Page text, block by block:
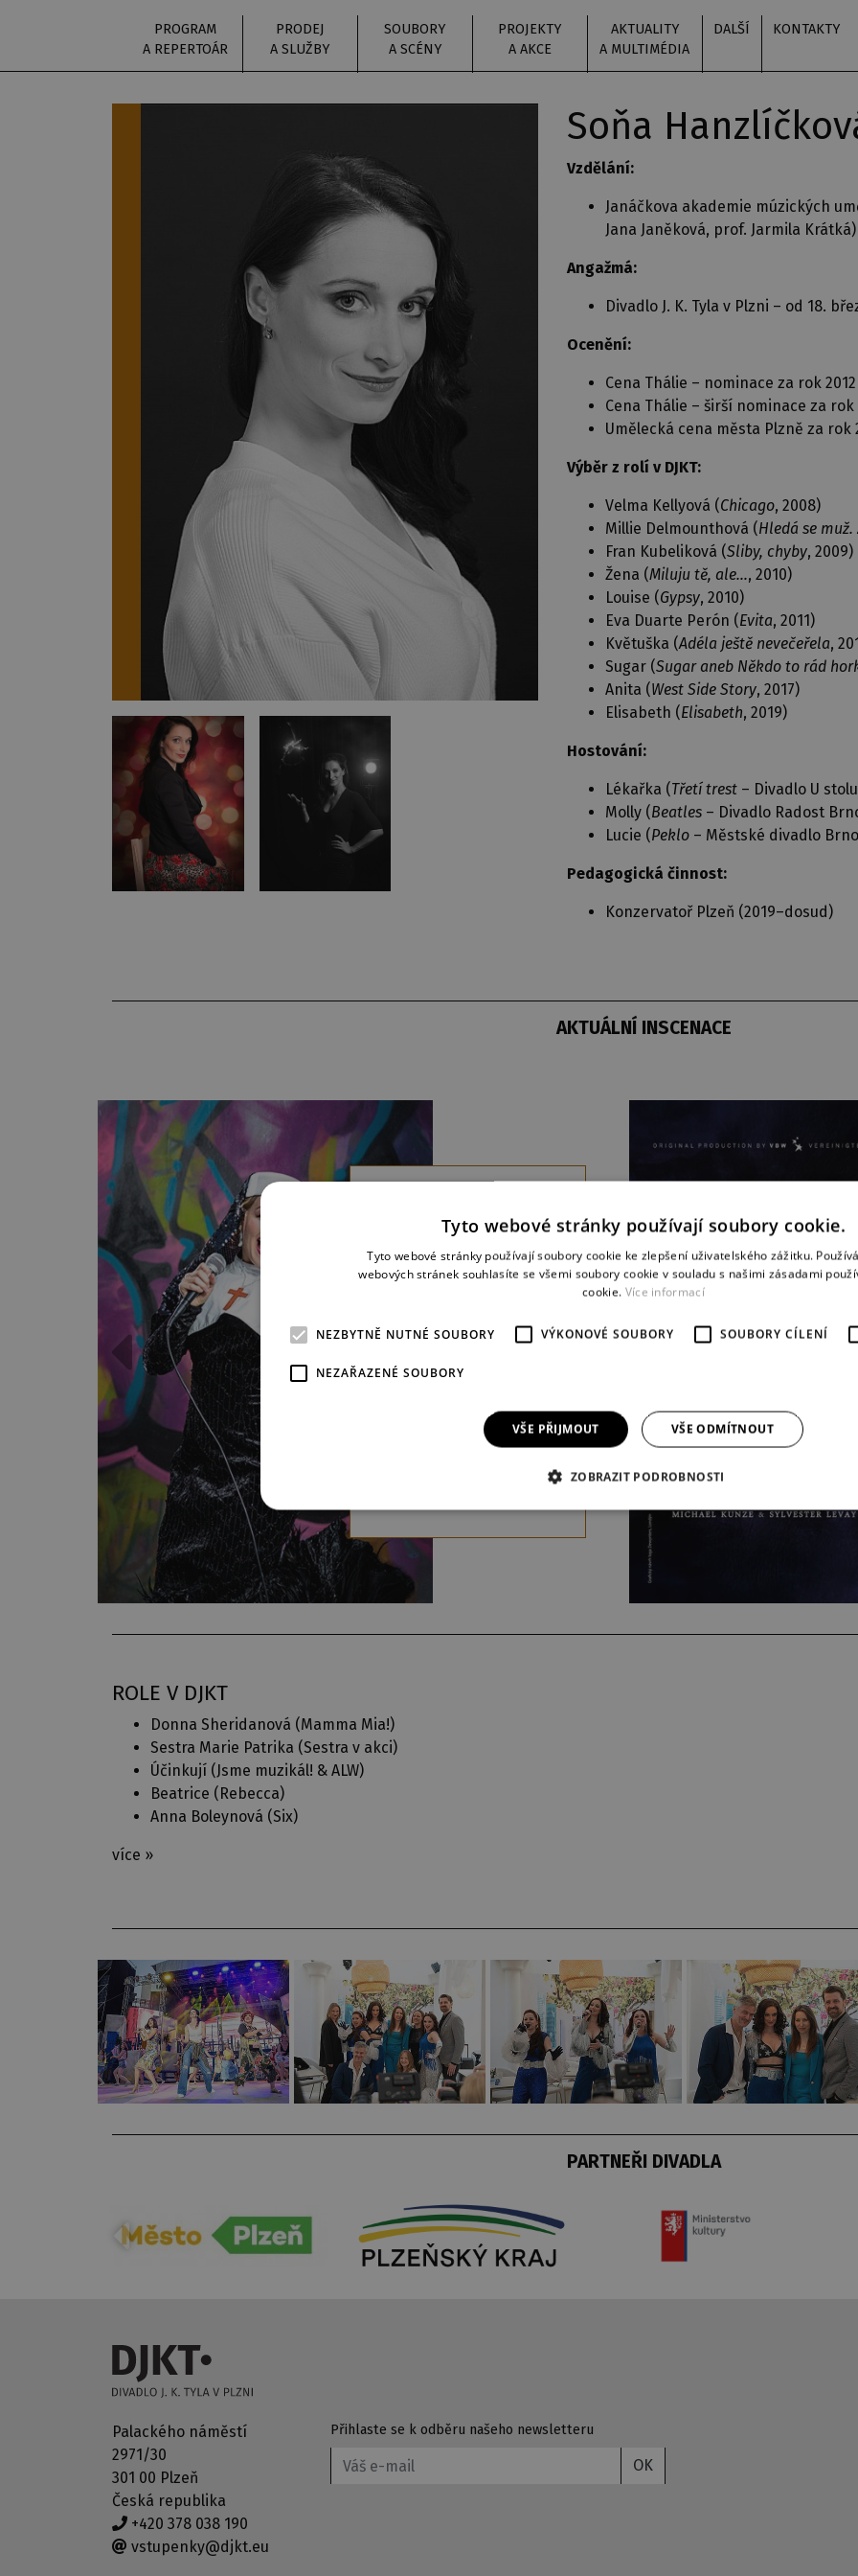
PROGRAM
A REPERTOÁR
PRODEJ
A SLUŽBY
SOUBORY
A SCÉNY
PROJEKTY
A AKCE
AKTUALITY
A MULTIMÉDIA
DALŠÍ KONTAKTY
Soňa
Vzdělání:
Janáčkova akademie múzických
Jana Janěková, prof. Jarmila Krátká)
Angažmá:
Divadlo J. K. Tyla v Plzni – od 18.
Ocenění:
Cena Thálie – nominace za rok
Cena Thálie – širší nominace za
Umělecká cena města Plzně za rok
Výběr z rolí v DJKT:
Velma Kellyová (Chicago, 2008)
Millie Delmounthová (Hledá se
Fran Kubeliková (Sliby, chyby, 2009)
Žena (Miluju tě, ale…, 2010)
Louise (Gypsy, 2010)
Eva Duarte Perón (Evita, 2011)
Květuška (Adéla ještě nevečeřela,
Sugar (Sugar aneb Někdo to rád
Anita (West Side Story, 2017)
Elisabeth (Elisabeth, 2019)
Hostování:
Lékařka (Třetí trest – Divadlo U
Molly (Beatles – Divadlo Radost
Lucie (Peklo – Městské divadlo
Pedagogická činnost:
Konzervatoř Plzeň (2019–dosud)
AKTUÁLNÍ INSCENACE
Alan Menken / Glenn
Slater / Cheri a Bill
Steinkellner
plná humoru a nespoutané
stejnojmenného filmu
z prostředí řádových sester,
jejichž poklidný život se
ROLE V DJKT
Donna Sheridanová (Mamma Mia!)
Sestra Marie Patrika (Sestra v akci)
Účinkují (Jsme muzikál! & ALW)
Beatrice (Rebecca)
Anna Boleynová (Six)
více »
PARTNEŘI DIVADLA
Palackého náměstí
2971/30
301 00 Plzeň
Česká republika
+420 378 038 190
vstupenky@djkt.eu
Přihlaste se k odběru našeho newsletteru
OK
Tyto webové stránky používají soubory cookie.
Tyto webové stránky používají soubory cookie ke zlepšení uživatelského zážitku.
webových stránek souhlasíte se všemi soubory cookie v souladu s našimi zásadami
cookie. Více informací
NEZBYTNĚ NUTNÉ SOUBORY VÝKONOVÉ SOUBORY SOUBORY CÍLENÍ
NEZAŘAZENÉ SOUBORY
VŠE PŘIJMOUT VŠE ODMÍTNOUT
ZOBRAZIT PODROBNOSTI